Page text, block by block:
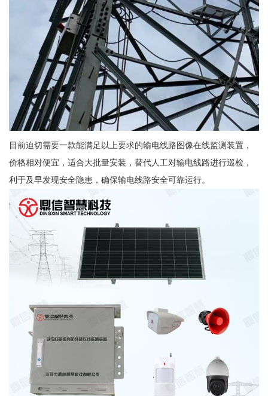
目前迫切需要一款能满足以上要求的输电线路图像在线监测装置，
价格相对便宜，适合大批量安装，替代人工对输电线路进行巡检，
利于及早发现安全隐患，确保输电线路安全可靠运行。